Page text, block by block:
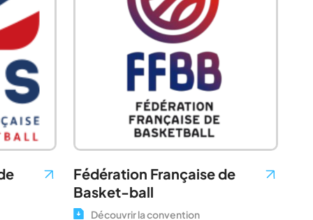
Fédération Française de
Basket-ball
Découvrir la convention